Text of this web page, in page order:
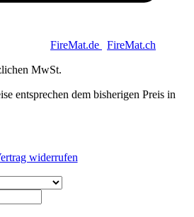
FireMat.de FireMat.ch
MwSt.
entsprechen dem bisherigen Preis in
widerrufen